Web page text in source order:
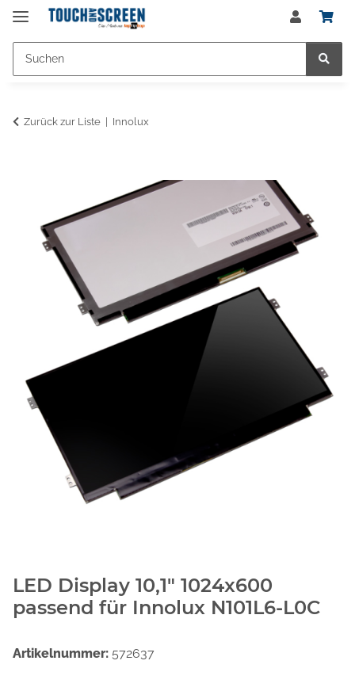
Zurück zur Liste Innolux
LED Display 10,1" 1024x600
passend für Innolux N101L6-L0C
Artikelnummer: 572637